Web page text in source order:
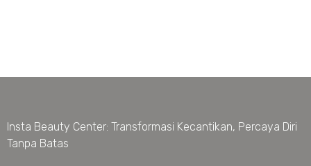
Insta Beauty Center: Transformasi Kecantikan, Percaya Diri
Tanpa Batas